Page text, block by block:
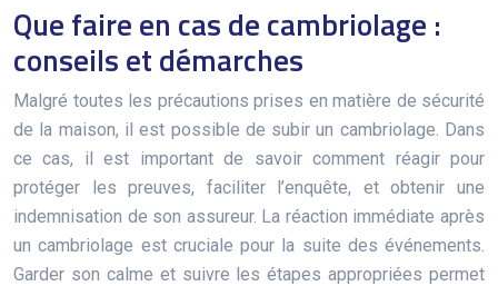
Que faire en cas de cambriolage :
conseils et démarches
Malgré toutes les précautions prises en matière de sécurité
de la maison, il est possible de subir un cambriolage. Dans
ce cas, il est important de savoir comment réagir pour
protéger les preuves, faciliter l’enquête, et obtenir une
indemnisation de son assureur. La réaction immédiate après
un cambriolage est cruciale pour la suite des événements.
Garder son calme et suivre les étapes appropriées permet